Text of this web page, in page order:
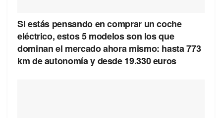
Si estás pensando en comprar un coche
eléctrico, estos 5 modelos son los que
dominan el mercado ahora mismo: hasta 773
km de autonomía y desde 19.330 euros